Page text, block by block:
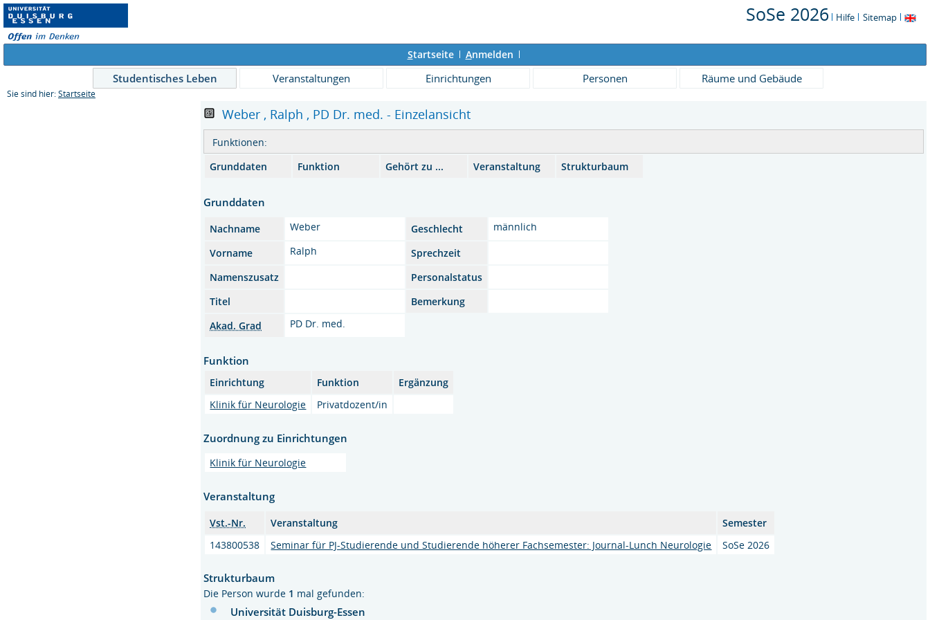
SoSe 2026 Hilfe Sitemap
Startseite Anmelden
Studentisches Leben Veranstaltungen Einrichtungen Personen Räume und Gebäude
Sie sind hier: Startseite
Weber , Ralph , PD Dr. med. - Einzelansicht
Funktionen:
Grunddaten
Funktion Gehört zu ... Veranstaltung Strukturbaum
Grunddaten
Nachname Weber Geschlecht
männlich
Vorname
Ralph
Sprechzeit
Namenszusatz
Personalstatus
Titel
Bemerkung
Akad. Grad
PD Dr. med.
Funktion
Einrichtung Funktion
Ergänzung
Klinik für Neurologie
Privatdozent/in
Zuordnung zu Einrichtungen
Klinik für Neurologie
Veranstaltung
Vst.-Nr. Veranstaltung
Semester
143800538
Seminar für PJ-Studierende und Studierende höherer Fachsemester: Journal-Lunch Neurologie SoSe 2026
Strukturbaum
Die Person wurde 1 mal gefunden:
Universität Duisburg-Essen